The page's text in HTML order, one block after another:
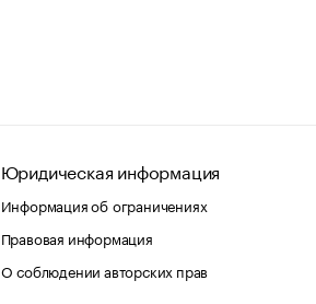
Юридическая информация
Информация об ограничениях
Правовая информация
О соблюдении авторских прав